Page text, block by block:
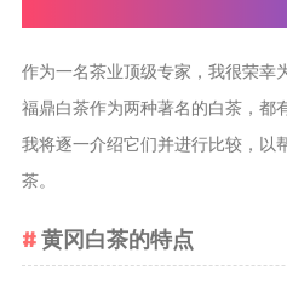
作为一名茶业顶级专家，我很荣幸
福鼎白茶作为两种著名的白茶，都
我将逐一介绍它们并进行比较，以
茶。
黄冈白茶的特点
茶叶生产和
茶包和袋泡茶